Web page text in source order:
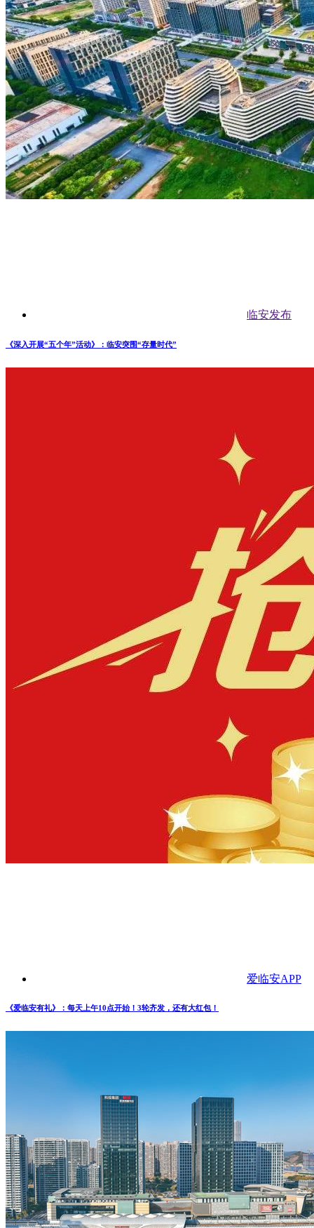
临安发布
《深入开展“五个年”活动》：临安突围“存量时代”
爱临安APP
《爱临安有礼》：每天上午10点开始！3轮齐发，还有大红包！